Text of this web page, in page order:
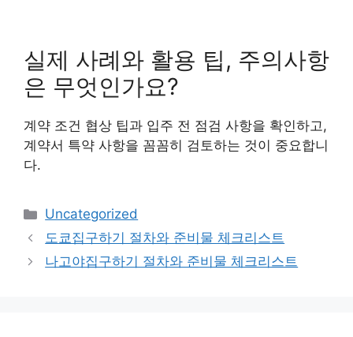
실제 사례와 활용 팁, 주의사항
은 무엇인가요?
계약 조건 협상 팁과 입주 전 점검 사항을 확인하고,
계약서 특약 사항을 꼼꼼히 검토하는 것이 중요합니
다.
카
테
리
Uncategorized
도쿄집구하기 절차와 준비물 체크리스트
나고야집구하기 절차와 준비물 체크리스트